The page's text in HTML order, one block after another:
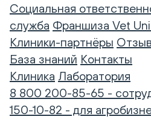
Социальная
служба Франшиза Vet
Клиники-партнёры
База знаний Контакты
Клиника Лаборатория
8 800 200-85-65 -
150-10-82 - для